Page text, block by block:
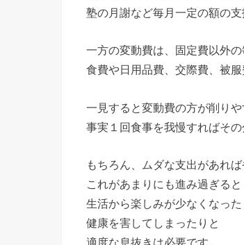
塾の月謝など毎月一定の額の支
一方の変動費は、固定費以外
食費や日用品費、交際費、被
一見すると変動費の方が削りや
事実１回食事を我慢すればそ
もちろん、ムダな支出があれ
これがあまりにも進み過ぎると
生活から楽しみが少なくなった
健康を害してしまったりと
適度な息抜きは必要です。